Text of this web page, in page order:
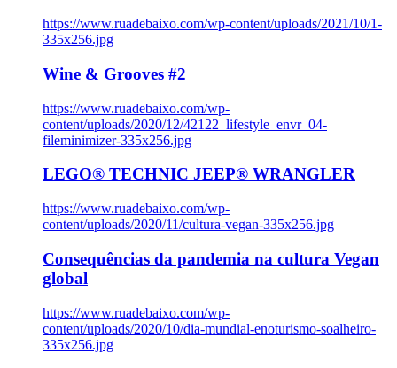
https://www.ruadebaixo.com/wp-content/uploads/2021/10/1-
335x256.jpg
Wine & Grooves #2
https://www.ruadebaixo.com/wp-
content/uploads/2020/12/42122_lifestyle_envr_04-
fileminimizer-335x256.jpg
LEGO® TECHNIC JEEP® WRANGLER
https://www.ruadebaixo.com/wp-
content/uploads/2020/11/cultura-vegan-335x256.jpg
Consequências da pandemia na cultura Vegan
global
https://www.ruadebaixo.com/wp-
content/uploads/2020/10/dia-mundial-enoturismo-soalheiro-
335x256.jpg